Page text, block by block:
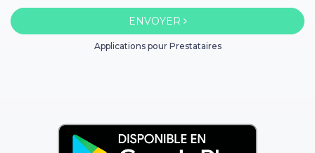
ENVOYER
Applications pour Prestataires